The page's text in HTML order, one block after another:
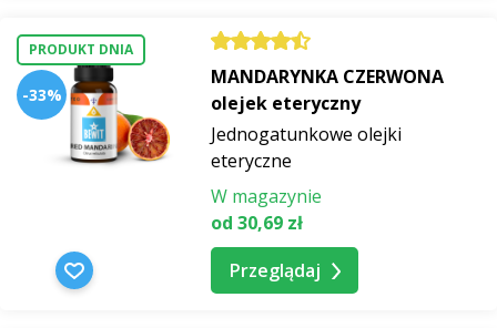
PRODUKT DNIA
-33%
MANDARYNKA CZERWONA
olejek eteryczny
Jednogatunkowe olejki
eteryczne
W magazynie
od 30,69 zł
Przeglądaj